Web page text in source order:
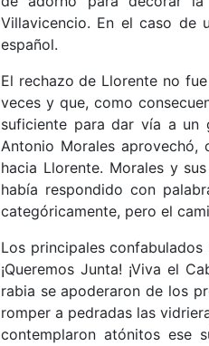
Villavicencio. En el caso de
español.
El rechazo de Llorente no
veces y que, como
suficiente para dar vía a un
Antonio Morales
hacia Llorente. Morales y
había respondido con
categóricamente, pero el
Los principales confabulados
¡Queremos Junta! ¡Viva el
rabia se apoderaron de los
romper a pedradas las
contemplaron atónitos ese